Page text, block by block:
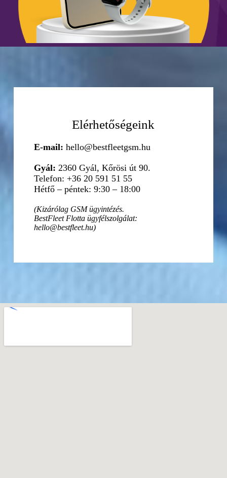
Elérhetőségeink
E-mail: hello@bestfleetgsm.hu
Gyál: 2360 Gyál, Kőrösi út 90.
Telefon: +36 20 591 51 55
Hétfő – péntek: 9:30 – 18:00
(Kizárólag GSM ügyintézés.
BestFleet Flotta ügyfélszolgálat:
hello@bestfleet.hu)